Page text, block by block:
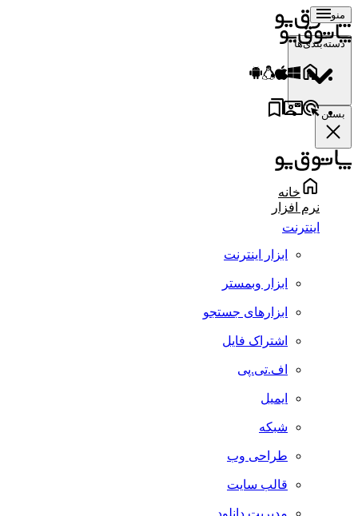
منو
دسته‌بندی‌ها
بستن
خانه
نرم افزار
اینترنت
ابزار اینترنت
ابزار وبمستر
ابزارهای جستجو
اشتراک فایل
اف.تی.پی
ایمیل
شبکه
طراحی وب
قالب سایت
مدیریت دانلود